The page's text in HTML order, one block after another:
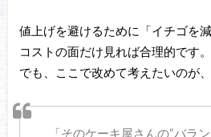
値上げを避けるために「イチゴを
コストの面だけ見れば合理的です。
でも、ここで改めて考えたいのが、
「そのケーキ屋さんの“バラ